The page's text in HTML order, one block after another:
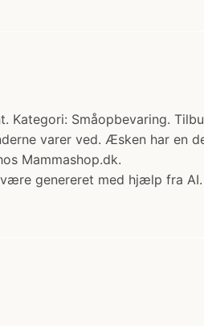
Kategori: Småopbevaring.
varer ved. Æsken har en
Mammashop.dk.
genereret med hjælp fra AI.